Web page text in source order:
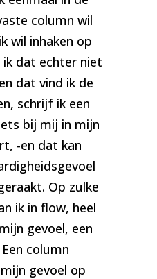
column wil
wil inhaken op
dat echter niet
dat vind ik de
schrijf ik een
bij mij in mijn
-en dat kan
Op zulke
ik in flow, heel
gevoel, een
column
gevoel op